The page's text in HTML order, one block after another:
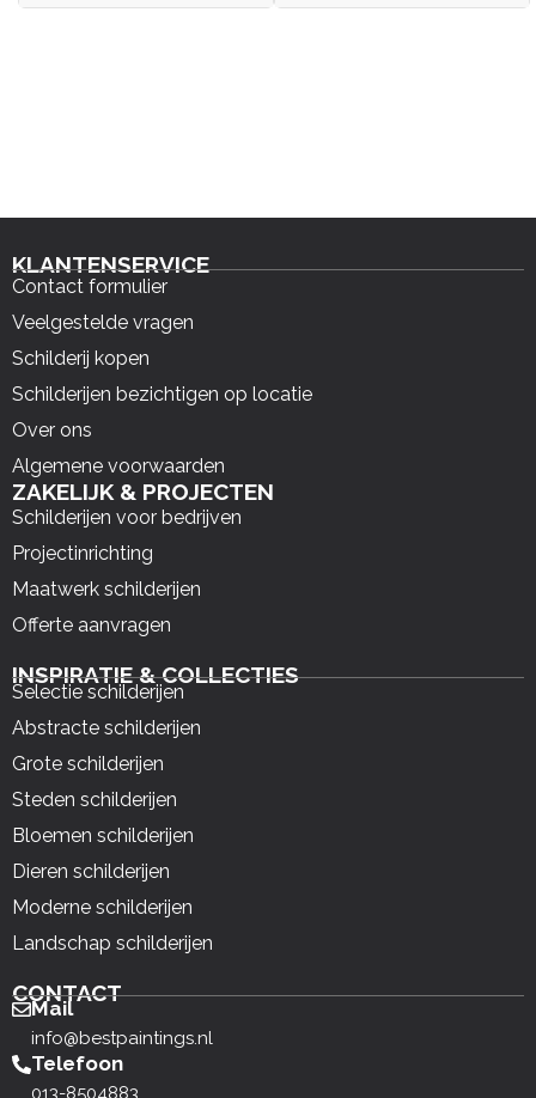
KLANTENSERVICE
Contact formulier
Veelgestelde vragen
Schilderij kopen
Schilderijen bezichtigen op locatie
Over ons
Algemene voorwaarden
ZAKELIJK & PROJECTEN
Schilderijen voor bedrijven
Projectinrichting
Maatwerk schilderijen
Offerte aanvragen
INSPIRATIE & COLLECTIES
Selectie schilderijen
Abstracte schilderijen
Grote schilderijen
Steden schilderijen
Bloemen schilderijen
Dieren schilderijen
Moderne schilderijen
Landschap schilderijen
CONTACT
Mail
info@bestpaintings.nl
Telefoon
013-8504883